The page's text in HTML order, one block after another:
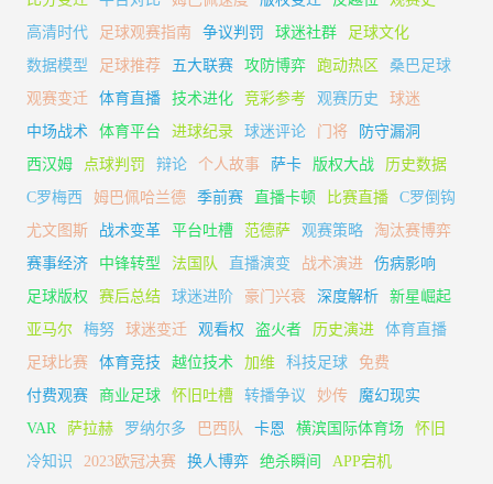
高清时代
足球观赛指南 争议判罚 球迷社群
足球文化
数据模型
足球推荐 五大联赛 攻防博弈 跑动热区
桑巴足球
观赛变迁
体育直播 技术进化 竞彩参考 观赛历史
球迷
中场战术
体育平台 进球纪录 球迷评论 门将
防守漏洞
西汉姆
点球判罚 辩论 个人故事 萨卡 版权大战
历史数据
C罗梅西
姆巴佩哈兰德 季前赛 直播卡顿 比赛直播
C罗倒钩
尤文图斯
战术变革 平台吐槽 范德萨 观赛策略
淘汰赛博弈
赛事经济
中锋转型 法国队 直播演变 战术演进
伤病影响
足球版权
赛后总结 球迷进阶 豪门兴衰 深度解析
新星崛起
亚马尔
梅努 球迷变迁 观看权 盗火者 历史演进
体育直播
足球比赛
体育竞技 越位技术 加维 科技足球
免费
付费观赛
商业足球 怀旧吐槽 转播争议 妙传
魔幻现实
VAR
萨拉赫 罗纳尔多 巴西队 卡恩 横滨国际体育场
怀旧
冷知识
2023欧冠决赛 换人博弈 绝杀瞬间
APP宕机